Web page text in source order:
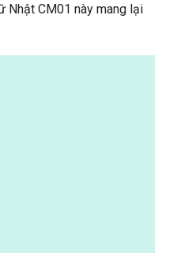
Nhật CM01 này mang lại